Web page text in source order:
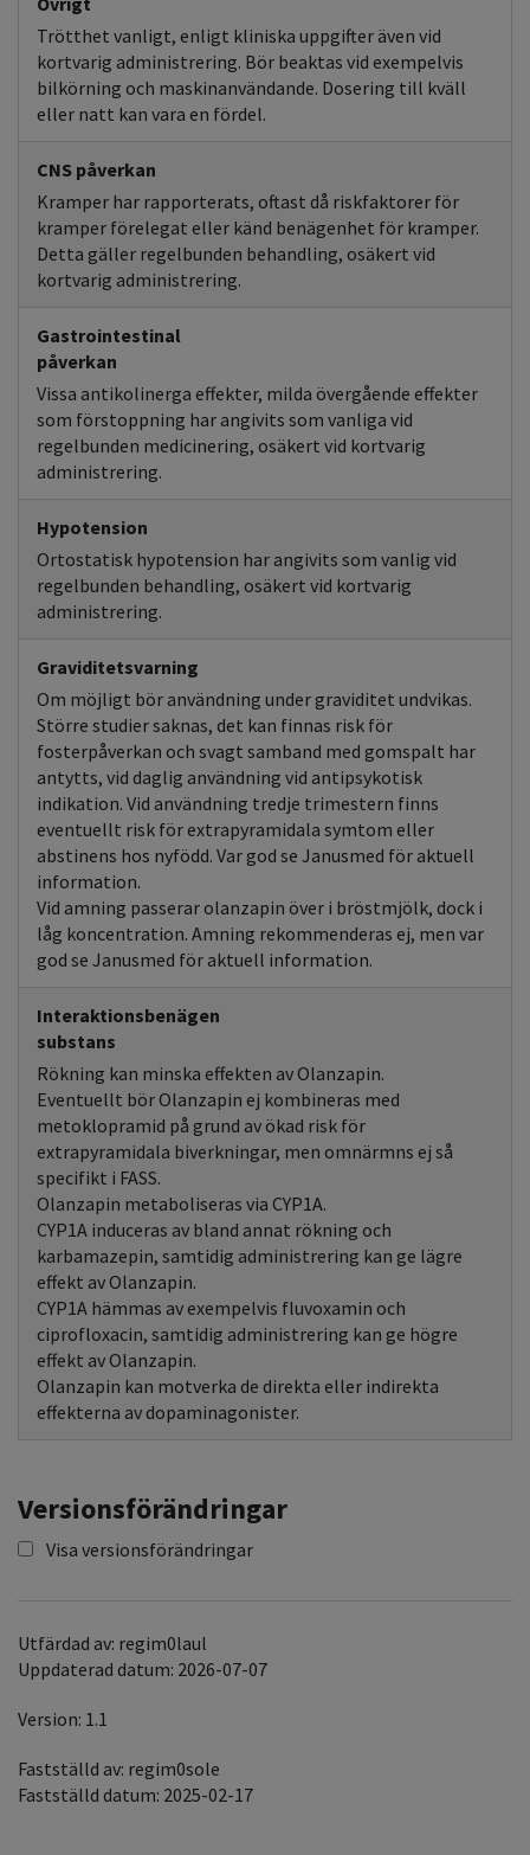
Trötthet vanligt, enligt kliniska uppgifter även vid
kortvarig administrering. Bör beaktas vid exempelvis
bilkörning och maskinanvändande. Dosering till kväll
eller natt kan vara en fördel.
CNS påverkan
Kramper har rapporterats, oftast då riskfaktorer för
kramper förelegat eller känd benägenhet för kramper.
Detta gäller regelbunden behandling, osäkert vid
kortvarig administrering.
Gastrointestinal
påverkan
Vissa antikolinerga effekter, milda övergående effekter
som förstoppning har angivits som vanliga vid
regelbunden medicinering, osäkert vid kortvarig
administrering.
Hypotension
Ortostatisk hypotension har angivits som vanlig vid
regelbunden behandling, osäkert vid kortvarig
administrering.
Graviditetsvarning
Om möjligt bör användning under graviditet undvikas.
Större studier saknas, det kan finnas risk för
fosterpåverkan och svagt samband med gomspalt har
antytts, vid daglig användning vid antipsykotisk
indikation. Vid användning tredje trimestern finns
eventuellt risk för extrapyramidala symtom eller
abstinens hos nyfödd. Var god se Janusmed för aktuell
information.
Vid amning passerar olanzapin över i bröstmjölk, dock i
låg koncentration. Amning rekommenderas ej, men var
god se Janusmed för aktuell information.
Interaktionsbenägen
substans
Rökning kan minska effekten av Olanzapin.
Eventuellt bör Olanzapin ej kombineras med
metoklopramid på grund av ökad risk för
extrapyramidala biverkningar, men omnärmns ej så
specifikt i FASS.
Olanzapin metaboliseras via CYP1A.
CYP1A induceras av bland annat rökning och
karbamazepin, samtidig administrering kan ge lägre
effekt av Olanzapin.
CYP1A hämmas av exempelvis fluvoxamin och
ciprofloxacin, samtidig administrering kan ge högre
effekt av Olanzapin.
Olanzapin kan motverka de direkta eller indirekta
effekterna av dopaminagonister.
Versionsförändringar
Visa versionsförändringar
Utfärdad av: regim0laul
Uppdaterad datum: 2026-07-07
Version: 1.1
Fastställd av: regim0sole
Fastställd datum: 2025-02-17